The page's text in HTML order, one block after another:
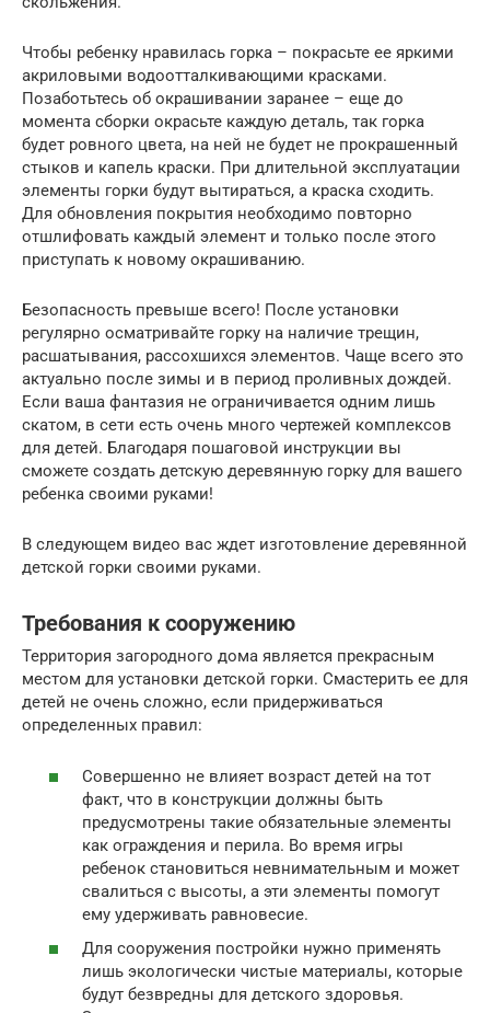
Чтобы ребенку нравилась горка – покрасьте ее яркими
акриловыми водоотталкивающими красками.
Позаботьтесь об окрашивании заранее – еще до
момента сборки окрасьте каждую деталь, так горка
будет ровного цвета, на ней не будет не прокрашенный
стыков и капель краски. При длительной эксплуатации
элементы горки будут вытираться, а краска сходить.
Для обновления покрытия необходимо повторно
отшлифовать каждый элемент и только после этого
приступать к новому окрашиванию.
Безопасность превыше всего! После установки
регулярно осматривайте горку на наличие трещин,
расшатывания, рассохшихся элементов. Чаще всего это
актуально после зимы и в период проливных дождей.
Если ваша фантазия не ограничивается одним лишь
скатом, в сети есть очень много чертежей комплексов
для детей. Благодаря пошаговой инструкции вы
сможете создать детскую деревянную горку для вашего
ребенка своими руками!
В следующем видео вас ждет изготовление деревянной
детской горки своими руками.
Требования к сооружению
Территория загородного дома является прекрасным
местом для установки детской горки. Смастерить ее для
детей не очень сложно, если придерживаться
определенных правил:
Совершенно не влияет возраст детей на тот
факт, что в конструкции должны быть
предусмотрены такие обязательные элементы
как ограждения и перила. Во время игры
ребенок становиться невнимательным и может
свалиться с высоты, а эти элементы помогут
ему удерживать равновесие.
Для сооружения постройки нужно применять
лишь экологически чистые материалы, которые
будут безвредны для детского здоровья.